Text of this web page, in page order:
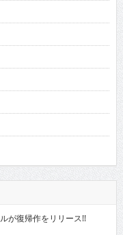
が復帰作をリリース!!